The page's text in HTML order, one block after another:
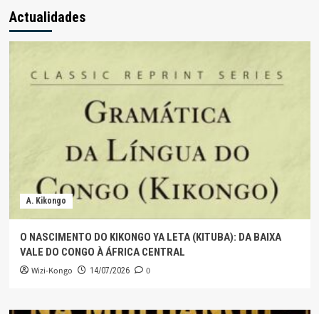
Actualidades
A. Kikongo
O NASCIMENTO DO KIKONGO YA LETA (KITUBA): DA BAIXA
VALE DO CONGO À ÁFRICA CENTRAL
Wizi-Kongo 14/07/2026 0